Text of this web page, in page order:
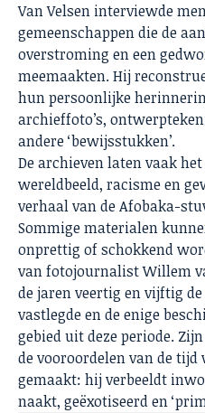
Van Velsen interviewde
gemeenschappen die de
overstroming en een
meemaakten. Hij
hun persoonlijke
archieffoto’s,
andere ‘bewijsstukken’.
De archieven laten vaak
wereldbeeld, racisme en
verhaal van de Afobaka-
Sommige materialen
onprettig of schokkend
van fotojournalist Willem
de jaren veertig en vijftig
vastlegde en de enige
gebied uit deze periode.
de vooroordelen van de
gemaakt: hij verbeeldt
naakt, geëxotiseerd en